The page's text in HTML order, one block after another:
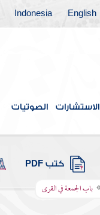
English
Indonesia
الاستشارات الصوتيات
كتب PDF
باب الجمعة في القرى